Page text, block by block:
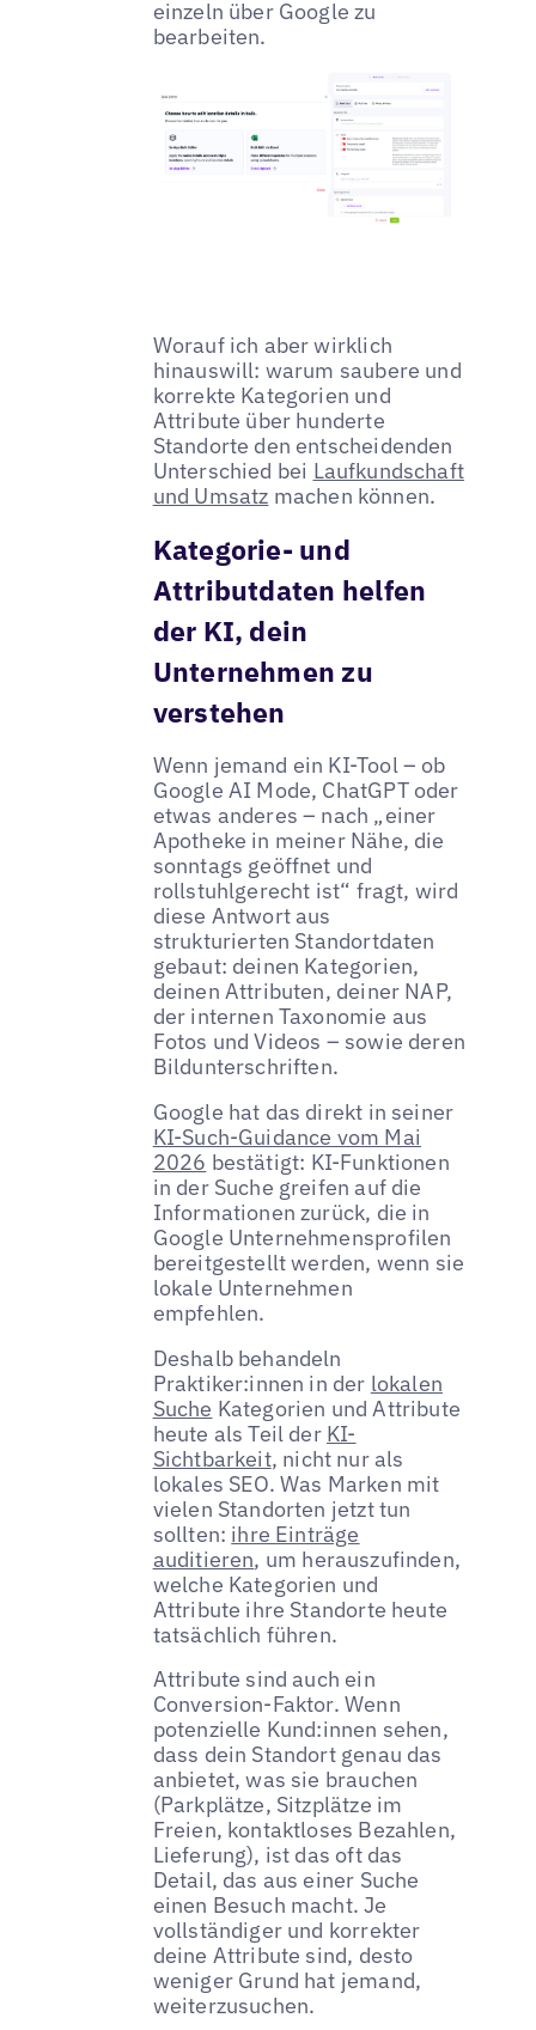
einzeln über Google zu
bearbeiten.
Worauf ich aber wirklich
hinauswill: warum saubere und
korrekte Kategorien und
Attribute über hunderte
Standorte den entscheidenden
Unterschied bei Laufkundschaft
und Umsatz machen können.
Kategorie- und
Attributdaten helfen
der KI, dein
Unternehmen zu
verstehen
Wenn jemand ein KI-Tool – ob
Google AI Mode, ChatGPT oder
etwas anderes – nach „einer
Apotheke in meiner Nähe, die
sonntags geöffnet und
rollstuhlgerecht ist“ fragt, wird
diese Antwort aus
strukturierten Standortdaten
gebaut: deinen Kategorien,
deinen Attributen, deiner NAP,
der internen Taxonomie aus
Fotos und Videos – sowie deren
Bildunterschriften.
Google hat das direkt in seiner
KI-Such-Guidance vom Mai
2026 bestätigt: KI-Funktionen
in der Suche greifen auf die
Informationen zurück, die in
Google Unternehmensprofilen
bereitgestellt werden, wenn sie
lokale Unternehmen
empfehlen.
Deshalb behandeln
Praktiker:innen in der lokalen
Suche Kategorien und Attribute
heute als Teil der KI-
Sichtbarkeit, nicht nur als
lokales SEO. Was Marken mit
vielen Standorten jetzt tun
sollten: ihre Einträge
auditieren, um herauszufinden,
welche Kategorien und
Attribute ihre Standorte heute
tatsächlich führen.
Attribute sind auch ein
Conversion-Faktor. Wenn
potenzielle Kund:innen sehen,
dass dein Standort genau das
anbietet, was sie brauchen
(Parkplätze, Sitzplätze im
Freien, kontaktloses Bezahlen,
Lieferung), ist das oft das
Detail, das aus einer Suche
einen Besuch macht. Je
vollständiger und korrekter
deine Attribute sind, desto
weniger Grund hat jemand,
weiterzusuchen.